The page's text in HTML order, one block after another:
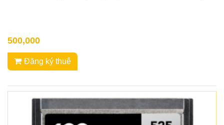
500,000
Đăng ký thuê